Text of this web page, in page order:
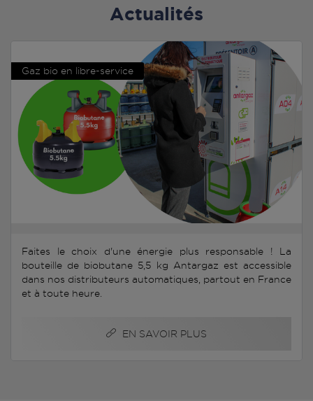
Actualités
Gaz bio en libre-service
Faites le choix d'une énergie plus responsable ! La
bouteille de biobutane 5,5 kg Antargaz est accessible
dans nos distributeurs automatiques, partout en France
et à toute heure.
EN SAVOIR PLUS